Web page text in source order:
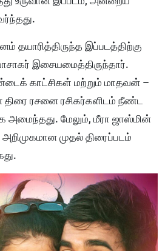
தயாரித்திருந்த இப்படத்திற்கு
இசையமைத்திருந்தார்.
காட்சிகள் மற்றும் மாதவன் –
திரை ரசனை ரசிகர்களிடம் நீண்ட
அமைந்தது. மேலும், மீரா ஜாஸ்மின்
முதல் திரைப்படம்